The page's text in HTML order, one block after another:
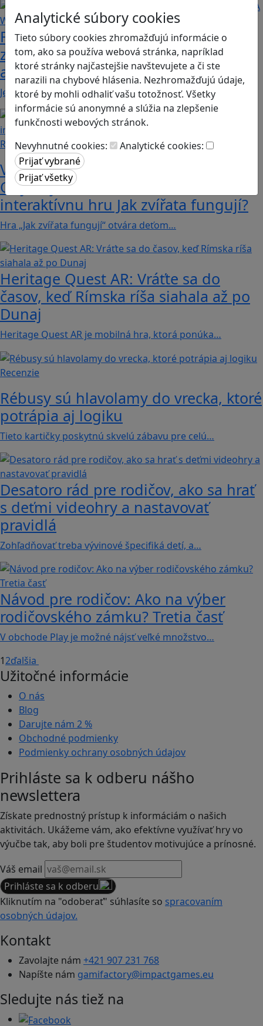
Analytické súbory cookies
Tieto súbory cookies zhromažďujú informácie o
tom, ako sa používa webová stránka, napríklad
ktoré stránky najčastejšie navštevujete a či ste
narazili na chybové hlásenia. Nezhromažďujú údaje,
ktoré by mohli odhaliť vašu totožnosť. Všetky
informácie sú anonymné a slúžia na zlepšenie
funkčnosti webových stránok.
Nevyhnutné cookies:
Analytické cookies:
Fotografujte zvieratká, aby ste
zachránili ostrov v Alba: A Wildlife
adventure
Jednoduchá hra, vhodná pre kohokoľvek z rodiny,…
Recenzie
Vzdelávacie dobrodružstvo:
Objavujte svet zvierat cez
interaktívnu hru Jak zvířata fungují?
Hra „Jak zvířata fungují“ otvára deťom…
Heritage Quest AR: Vráťte sa do
časov, keď Rímska ríša siahala až po
Dunaj
Heritage Quest AR je mobilná hra, ktorá ponúka…
Recenzie
Rébusy sú hlavolamy do vrecka, ktoré
potrápia aj logiku
Tieto kartičky poskytnú skvelú zábavu pre celú…
Desatoro rád pre rodičov, ako sa hrať
s deťmi videohry a nastavovať
pravidlá
Zohľadňovať treba vývinové špecifiká detí, a…
Návod pre rodičov: Ako na výber
rodičovského zámku? Tretia časť
V obchode Play je možné nájsť veľké množstvo…
12ďalšia
Užitočné informácie
O nás
Blog
Darujte nám 2 %
Obchodné podmienky
Podmienky ochrany osobných údajov
Prihláste sa k odberu nášho
newslettera
Získate prednostný prístup k informáciám o našich
aktivitách. Ukážeme vám, ako efektívne využívať hry vo
výučbe tak, aby boli pre študentov motivujúce a prínosné.
Váš email
Prihláste sa k odberu
Kliknutím na "odoberať" súhlasíte so spracovaním
osobných údajov.
Kontakt
Zavolajte nám +421 907 231 768
Napíšte nám gamifactory@impactgames.eu
Sledujte nás tiež na